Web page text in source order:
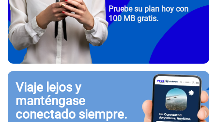
Pruebe su plan hoy con
100 MB gratis.
Viaje lejos y
manténgase
conectado siempre.